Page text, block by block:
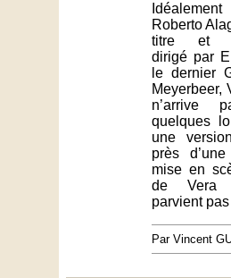
Roberto
titre et
dirigé par
le dernier
Meyerbeer,
n’arrive
quelques
une
près
mise en
de Vera
parvient
Par Vincent